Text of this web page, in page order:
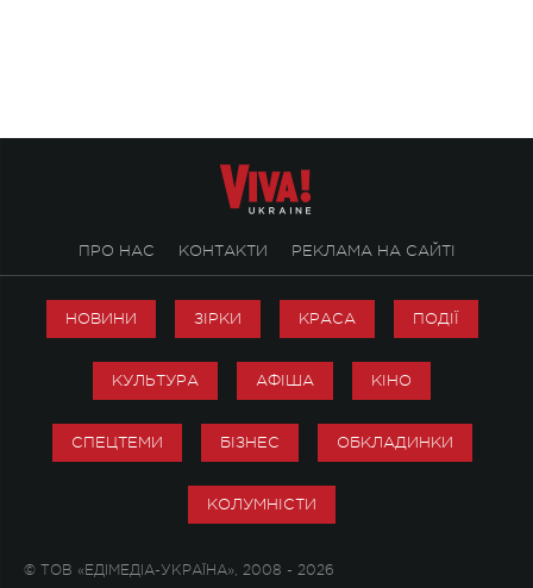
ПРО НАС КОНТАКТИ РЕКЛАМА НА САЙТІ
НОВИНИ ЗІРКИ КРАСА ПОДІЇ
КУЛЬТУРА АФІША КІНО
СПЕЦТЕМИ БІЗНЕС ОБКЛАДИНКИ
КОЛУМНІСТИ
© ТОВ «ЕДІМЕДІА-УКРАЇНА», 2008 - 2026